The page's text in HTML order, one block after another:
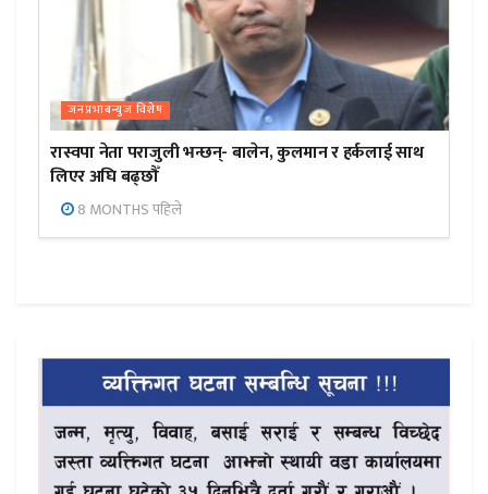
जनप्रभाबन्युज विशेष
रास्वपा नेता पराजुली भन्छन्- बालेन, कुलमान र हर्कलाई साथ
लिएर अघि बढ्छौँ
8 MONTHS पहिले